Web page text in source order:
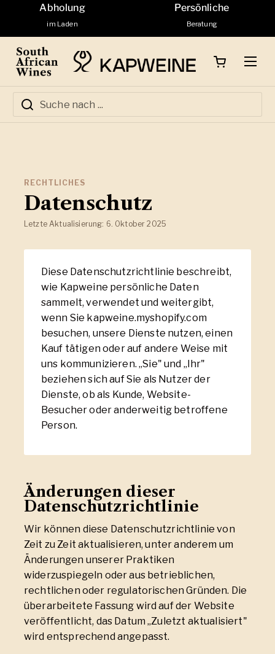
Zum Inhalt springen
Abholung
im Laden
Persönliche
Beratung
RECHTLICHES
Datenschutz
Letzte Aktualisierung: 6. Oktober 2025
Diese Datenschutzrichtlinie beschreibt,
wie Kapweine persönliche Daten
sammelt, verwendet und weitergibt,
wenn Sie kapweine.myshopify.com
besuchen, unsere Dienste nutzen, einen
Kauf tätigen oder auf andere Weise mit
uns kommunizieren. „Sie" und „Ihr"
beziehen sich auf Sie als Nutzer der
Dienste, ob als Kunde, Website-
Besucher oder anderweitig betroffene
Person.
Änderungen dieser
Datenschutzrichtlinie
Wir können diese Datenschutzrichtlinie von
Zeit zu Zeit aktualisieren, unter anderem um
Änderungen unserer Praktiken
widerzuspiegeln oder aus betrieblichen,
rechtlichen oder regulatorischen Gründen. Die
überarbeitete Fassung wird auf der Website
veröffentlicht, das Datum „Zuletzt aktualisiert"
wird entsprechend angepasst.